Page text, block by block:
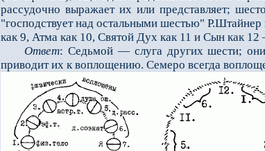
рассудочно выражает их или представляет;
"господствует над остальными шестью"
как 9, Атма как 10, Святой Дух как 11 и Сын как
Ответ: Седьмой — слуга других шести; они
приводит их к воплощению. Семеро всегда